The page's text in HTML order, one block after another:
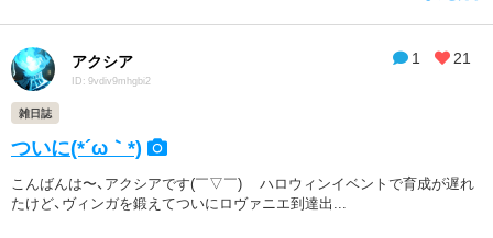
1 21
アクシア
ID: 9vdiv9mhgbi2
雑日誌
ついに(*´ω｀*)
こんばんは〜、アクシアです(￣▽￣)ゞ ハロウィンイベントで育成が遅れ
たけど、ヴィンガを鍛えてついにロヴァニエ到達出...